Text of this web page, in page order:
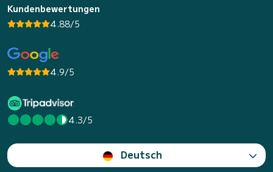
Kundenbewertungen
4.88/5
4.9/5
4.3/5
Deutsch